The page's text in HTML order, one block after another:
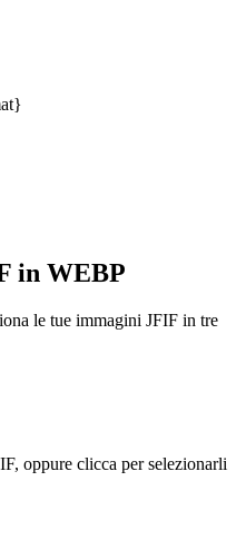
in WEBP
le tue immagini JFIF in tre
oppure clicca per selezionarli